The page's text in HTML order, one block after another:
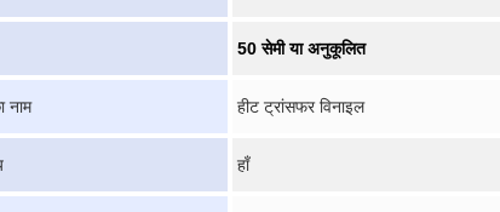
50 सेमी या अनुकूलित
नाम हीट ट्रांसफर विनाइल
हाँ